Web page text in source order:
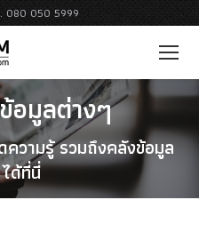
080 050 5999
อมูลต่างๆ
ความรู้ รวมถึงคลังข้อมูล
ด้ที่นี่